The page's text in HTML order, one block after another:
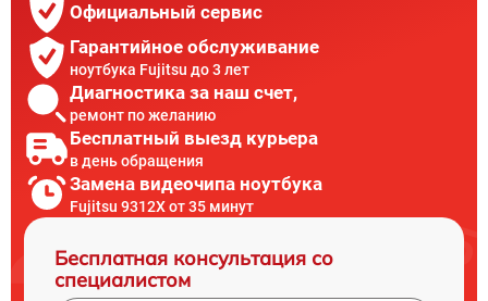
Официальный сервис
Гарантийное обслуживание
ноутбука Fujitsu до 3 лет
Диагностика за наш счет,
ремонт по желанию
Бесплатный выезд курьера
в день обращения
Замена видеочипа ноутбука
Fujitsu 9312X от 35 минут
Бесплатная консультация со
специалистом